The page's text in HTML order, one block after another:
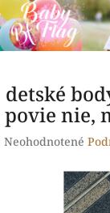
Prejsť
na
obsah
detské
povie nie,
Priemerné
Neohodnotené